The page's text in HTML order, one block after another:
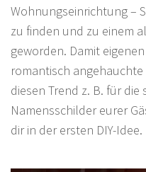
Wohnungseinrichtung –
zu finden und zu einem
geworden. Damit
romantisch
diesen Trend z. B. für
Namensschilder eurer
dir in der ersten DIY-Idee.